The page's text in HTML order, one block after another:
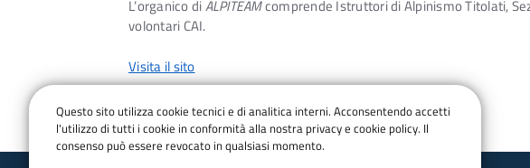
L’organico diALPITEAMcomprende Istruttori di Alpinismo Titolati,
volontari CAI.
Visita il sito
Questo sito utilizza cookie tecnici e di analitica interni. Acconsentendo accetti
l'utilizzo di tutti i cookie in conformità alla nostra privacy e cookie policy. Il
consenso può essere revocato in qualsiasi momento.